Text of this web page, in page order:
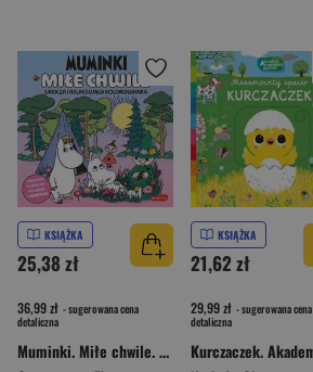
KSIĄŻKA
25,38 zł
36,99 zł - sugerowana cena
detaliczna
Muminki. Miłe chwile. Urocza i relaksująca kolorowanka
KSIĄŻKA
21,62 zł
29,99 zł - sugerowana cena
detaliczna